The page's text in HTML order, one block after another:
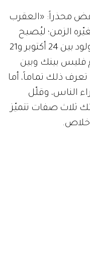
محذراً: «العقرب
الزمن؛ ليُصبح
حمامة سلام». فما رأيك أيها المولود بين 24 أكتوبر و21
فليس بينك وبين
تعرف ذلك تماماً، أما
الناس، وقلّل
ثلاث صفات تتميّز